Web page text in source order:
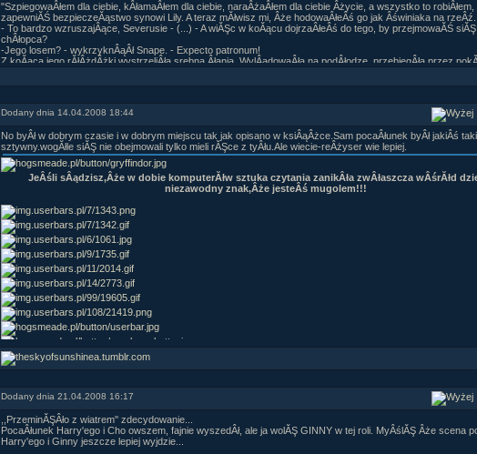
"SzpiegowaÂłem dla ciebie, kÂłamaÂłem dla ciebie, naraÂżaÂłem dla ciebie Âżycie, a wszystko to robiÂłem,
zapewniĂŚ bezpieczeĂąstwo synowi Lily. A teraz mĂłwisz mi, Âże hodowaÂłeÂś go jak Âświniaka na rzeÂź...
- To bardzo wzruszajÂące, Severusie - (...) - A wiĂŞc w koĂącu dojrzaÂłeÂś do tego, by przejmowaĂŚ
chÂłopca?
-Jego losem? - wykrzyknÂąÂł Snape. - Expecto patronum!
Z koĂąca jego rĂłÂżdÂżki wystrzeliÂła srebna Âłania. WylÂądowaÂła na podÂłodze, przebiegÂła przez
- Zawsze.
Dodany dnia 14.04.2008 18:44
No byÂł w dobrym czasie i w dobrym miejscu tak jak opisano w ksiÂąÂżce.Sam pocaÂłunek byÂł jakiÂś
sztywny.wogĂłle siĂŞ nie obejmowali tylko mieli rĂŞce z tyÂłu.Ale wiecie-reÂżyser wie lepiej.
JeÂśli sÂądzisz,Âże w dobie komputerĂłw sztuka czytania zanikÂła zwÂłaszcza wÂśrĂłd
niezawodny znak,Âże jesteÂś mugolem!!!
Dodany dnia 21.04.2008 16:17
,,PrzeminĂŞÂło z wiatrem'' zdecydowanie...
PocaÂłunek Harry'ego i Cho owszem, fajnie wyszedÂł, ale ja wolĂŞ GINNY w tej roli. MyÂślĂŞ Âże scena
Harry'ego i Ginny jeszcze lepiej wyjdzie...